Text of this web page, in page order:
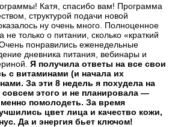
Катя, спасибо вам! Программа
структурой подачи новой
ну очень много. Полноценное
только о питании, сколько «краткий
понравились еженедельные
дневника питания, вебинары и
Я получила ответы на все свои
с витаминами (и начала их
За эти 8 недель я похудела на
совсем этого и не планировала —
помолодеть. За время
цвет лица и качество кожи,
Да и энергия бьет ключом!